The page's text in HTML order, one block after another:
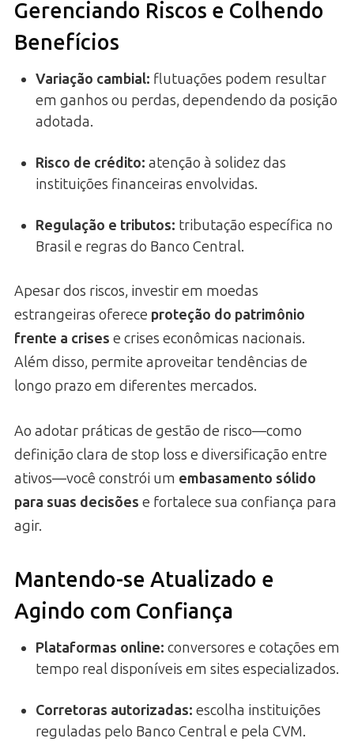
Gerenciando Riscos e Colhendo
Benefícios
Variação cambial: flutuações podem resultar
em ganhos ou perdas, dependendo da posição
adotada.
Risco de crédito: atenção à solidez das
instituições financeiras envolvidas.
Regulação e tributos: tributação específica no
Brasil e regras do Banco Central.
Apesar dos riscos, investir em moedas
estrangeiras oferece proteção do patrimônio
frente a crises e crises econômicas nacionais.
Além disso, permite aproveitar tendências de
longo prazo em diferentes mercados.
Ao adotar práticas de gestão de risco—como
definição clara de stop loss e diversificação entre
ativos—você constrói um embasamento sólido
para suas decisões e fortalece sua confiança para
agir.
Mantendo-se Atualizado e
Agindo com Confiança
Plataformas online: conversores e cotações em
tempo real disponíveis em sites especializados.
Corretoras autorizadas: escolha instituições
reguladas pelo Banco Central e pela CVM.